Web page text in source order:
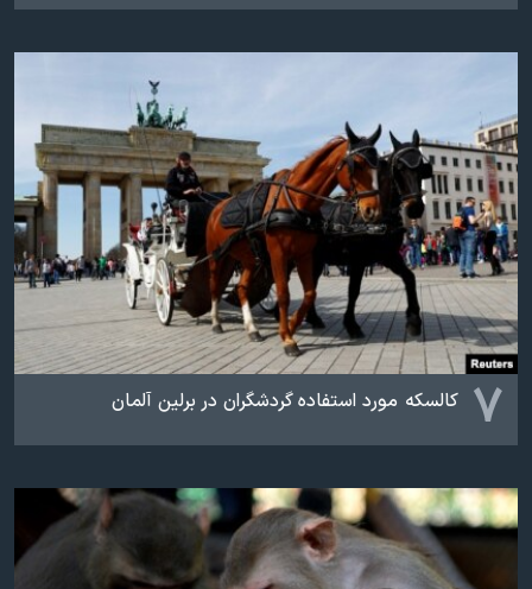
۷ کالسکه مورد استفاده گردشگران در برلین آلمان